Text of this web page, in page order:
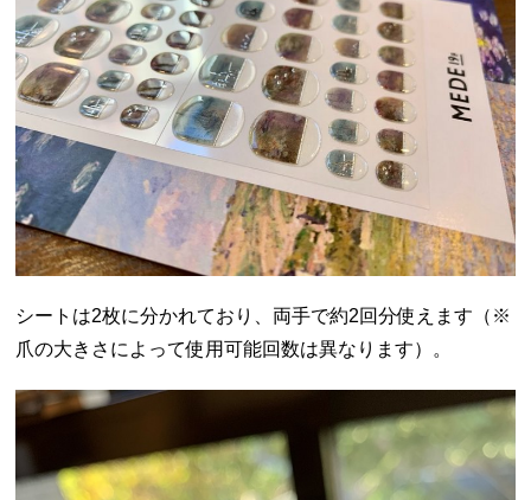
シートは2枚に分かれており、両手で約2回分使えます（※
爪の大きさによって使用可能回数は異なります）。